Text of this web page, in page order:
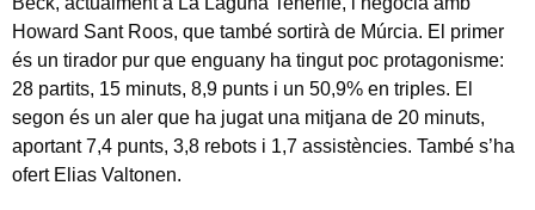
Howard Sant Roos, que també sortirà de Múrcia. El primer
és un tirador pur que enguany ha tingut poc protagonisme:
28 partits, 15 minuts, 8,9 punts i un 50,9% en triples. El
segon és un aler que ha jugat una mitjana de 20 minuts,
aportant 7,4 punts, 3,8 rebots i 1,7 assistències. També s’ha
ofert Elias Valtonen.